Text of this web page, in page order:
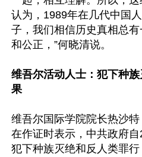
认为，1989年在几代中国
子，我们相信历史真相总
和公正，”何晓清说。
维吾尔活动人士：犯下种
果
维吾尔国际学院院长热沙
在作证时表示，中共政府
犯下种族灭绝和反人类罪